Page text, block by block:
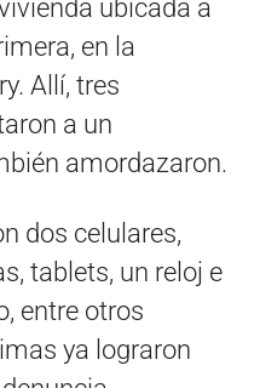
ubicada a
en la
Allí, tres
a un
amordazaron.
dos celulares,
tablets, un reloj e
entre otros
ya lograron